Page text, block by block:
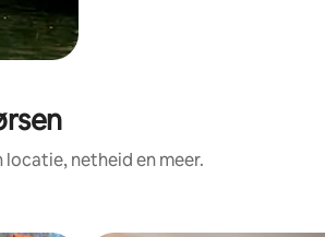
netheid en meer.